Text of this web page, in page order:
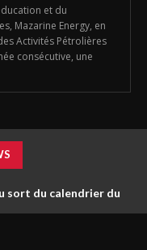
et du
Mazarine Energy, en
Activités Pétrolières
consécutive, une
sort du calendrier du